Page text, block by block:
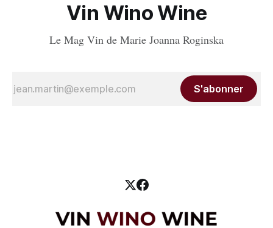
Vin Wino Wine
Le Mag Vin de Marie Joanna Roginska
S'abonner